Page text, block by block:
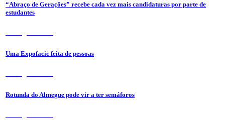
“Abraço de Gerações” recebe cada vez mais candidaturas por parte de
estudantes
Uma Expofacic feita de pessoas
Rotunda do Almegue pode vir a ter semáforos